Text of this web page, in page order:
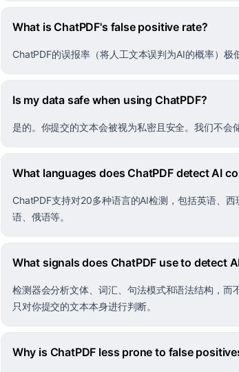
What is ChatPDF's false positive rate?
ChatPDF的误报率（将人工文本误判为AI的概率）
Is my data safe when using ChatPDF?
是的。你提交的文本会被视为私密且安全。我们不会
What languages does ChatPDF detect AI
ChatPDF支持对20多种语言的AI检测，包括英语、
语、俄语等。
What signals does ChatPDF use to detect
检测器会分析文体、词汇、句法模式和语法结构，而
只对你提交的文本本身进行判断。
Why is ChatPDF less prone to false